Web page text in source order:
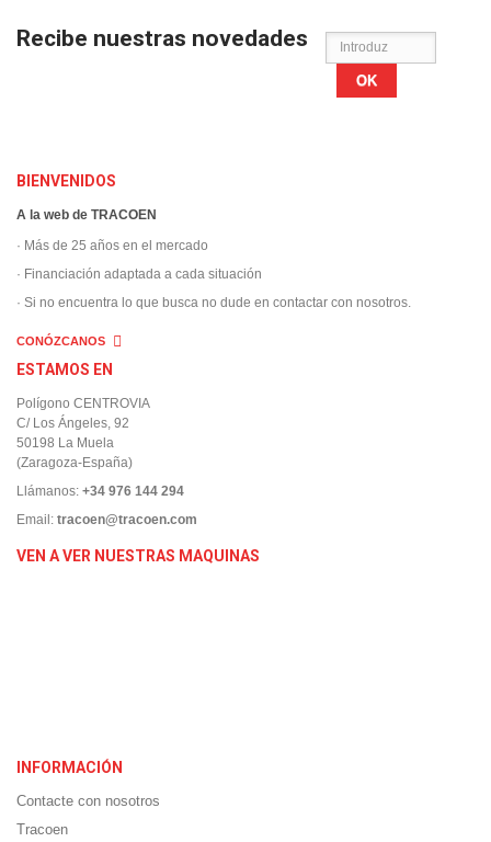
Recibe nuestras novedades
OK
BIENVENIDOS
A la web de TRACOEN
· Más de 25 años en el mercado
· Financiación adaptada a cada situación
· Si no encuentra lo que busca no dude en contactar con nosotros.
CONÓZCANOS
ESTAMOS EN
Polígono CENTROVIA
C/ Los Ángeles, 92
50198 La Muela
(Zaragoza-España)
Llámanos: +34 976 144 294
Email: tracoen@tracoen.com
VEN A VER NUESTRAS MAQUINAS
INFORMACIÓN
Contacte con nosotros
Tracoen